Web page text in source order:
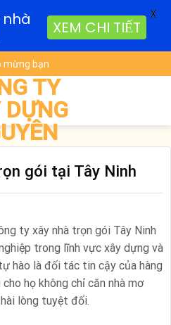
mừng bạn
TY
DỰNG
gói tại Tây Ninh
ty xây nhà trọn gói Tây Ninh
trong lĩnh vực xây dựng và
hào là đối tác tin cậy của hàng
họ không chỉ căn nhà mơ
lòng tuyệt đối.
XEM CHI TIẾT
X